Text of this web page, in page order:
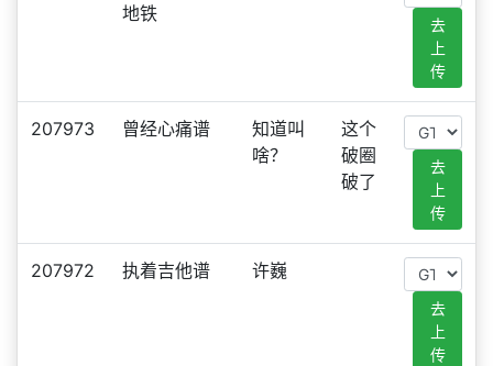
地铁
去
上
传
207973 曾经心痛谱
知道叫
啥？
这个
破圈
破了
去
上
传
207972 执着吉他谱 许巍
去
上
传